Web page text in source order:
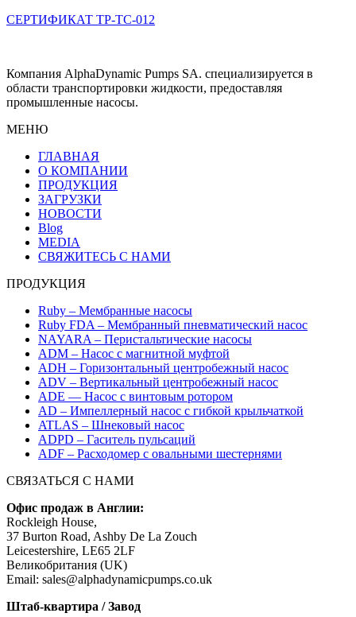
СЕРТИФИКАТ ТР-ТС-012
Компания AlphaDynamic Pumps SA. специализируется в
области транспортировки жидкости, предоставляя
промышленные насосы.
МЕНЮ
ГЛАВНАЯ
О КОМПАНИИ
ПРОДУКЦИЯ
ЗАГРУЗКИ
НОВОСТИ
Blog
MEDIA
СВЯЖИТЕСЬ С НАМИ
ПРОДУКЦИЯ
Ruby – Мембранные насосы
Ruby FDA – Мембранный пневматический насос
NAYARA – Перистальтические насосы
ADM – Насос с магнитной муфтой
ADH – Горизонтальный центробежный насос
ADV – Вертикальный центробежный насос
ADE — Насос с винтовым ротором
AD – Импеллерный насос с гибкой крыльчаткой
ATLAS – Шнековый насос
ADPD – Гаситель пульсаций
ADF – Расходомер с овальными шестернями
СВЯЗАТЬСЯ С НАМИ
Офис продаж в Англии:
Rockleigh House,
37 Burton Road, Ashby De La Zouch
Leicestershire, LE65 2LF
Великобритания (UK)
Email: sales@alphadynamicpumps.co.uk
Штаб-квартира / Завод